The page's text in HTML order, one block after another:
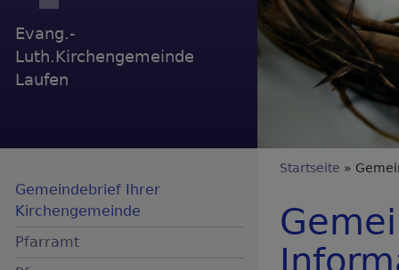
Evang.-
Luth.Kirchengemeinde
Laufen
Gemeindebrief Ihrer
Kirchengemeinde
Pfarramt
Startseite